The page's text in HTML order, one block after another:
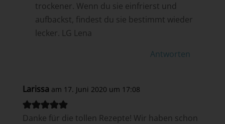
trockener. Wenn du sie einfrierst und
aufbackst, findest du sie bestimmt wieder
lecker. LG Lena
Antworten
Larissa am 17. Juni 2020 um 17:08
Danke für die tollen Rezepte! Wir haben schon